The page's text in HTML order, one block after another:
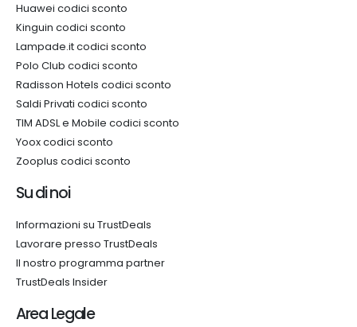
Huawei codici sconto
Kinguin codici sconto
Lampade.it codici sconto
Polo Club codici sconto
Radisson Hotels codici sconto
Saldi Privati codici sconto
TIM ADSL e Mobile codici sconto
Yoox codici sconto
Zooplus codici sconto
Su di noi
Informazioni su TrustDeals
Lavorare presso TrustDeals
Il nostro programma partner
TrustDeals Insider
Area Legale